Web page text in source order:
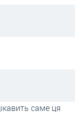
саме ця